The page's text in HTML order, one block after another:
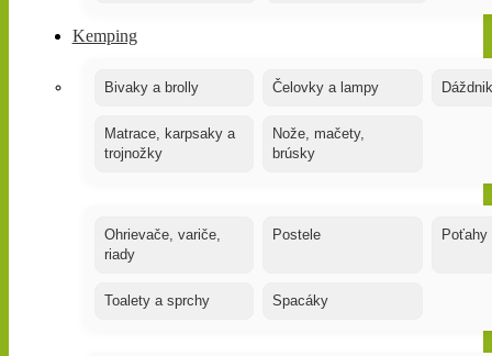
Kemping
Bivaky a brolly Čelovky a lampy
Matrace, karpsaky a
trojnožky
Nože, mačety,
brúsky
Ohrievače, variče,
riady
Postele Poťahy
Toalety a sprchy Spacáky